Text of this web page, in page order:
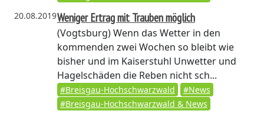
20.08.2019Weniger Ertrag mit Trauben möglich
(Vogtsburg)Wenn das Wetter in den
kommenden zwei Wochen so bleibt wie
bisher und im Kaiserstuhl Unwetter und
Hagelschäden die Reben nicht sch...
#Breisgau-Hochschwarzwald
#News
#Breisgau-Hochschwarzwald & News